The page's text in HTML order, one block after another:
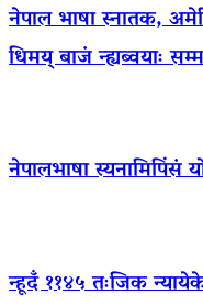
नेपाल भाषा स्नातक,
धिमय् बाजं न्ह्यब्वयाः
नेपालभाषा स्यनामिपिंसं
न्हूदँ ११४५ तःजिक